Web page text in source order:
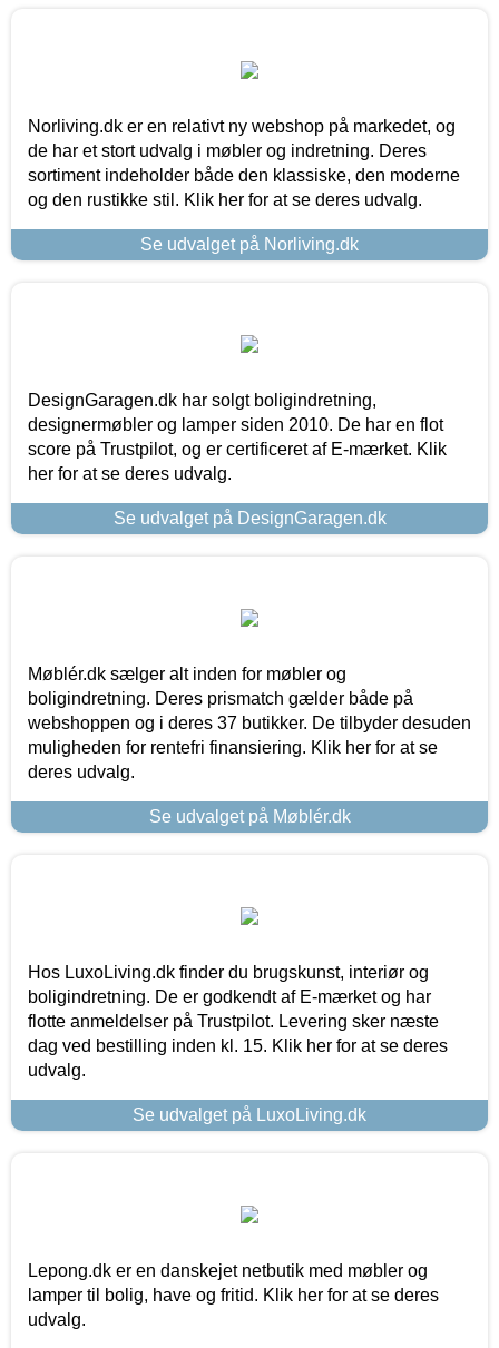
Norliving.dk er en relativt ny webshop på markedet, og
de har et stort udvalg i møbler og indretning. Deres
sortiment indeholder både den klassiske, den moderne
og den rustikke stil. Klik her for at se deres udvalg.
Se udvalget på Norliving.dk
DesignGaragen.dk har solgt boligindretning,
designermøbler og lamper siden 2010. De har en flot
score på Trustpilot, og er certificeret af E-mærket. Klik
her for at se deres udvalg.
Se udvalget på DesignGaragen.dk
Møblér.dk sælger alt inden for møbler og
boligindretning. Deres prismatch gælder både på
webshoppen og i deres 37 butikker. De tilbyder desuden
muligheden for rentefri finansiering. Klik her for at se
deres udvalg.
Se udvalget på Møblér.dk
Hos LuxoLiving.dk finder du brugskunst, interiør og
boligindretning. De er godkendt af E-mærket og har
flotte anmeldelser på Trustpilot. Levering sker næste
dag ved bestilling inden kl. 15. Klik her for at se deres
udvalg.
Se udvalget på LuxoLiving.dk
Lepong.dk er en danskejet netbutik med møbler og
lamper til bolig, have og fritid. Klik her for at se deres
udvalg.